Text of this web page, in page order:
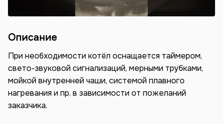
Описание
При необходимости котёл оснащается таймером,
свето-звуковой сигнализаций, мерными трубками,
мойкой внутренней чаши, системой плавного
нагревания и пр. в зависимости от пожеланий
заказчика.